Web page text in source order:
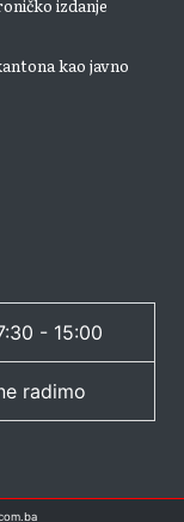
izdanje
kao javno
- 15:00
radimo